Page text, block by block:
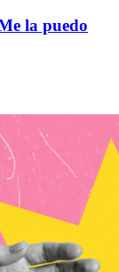
la puedo